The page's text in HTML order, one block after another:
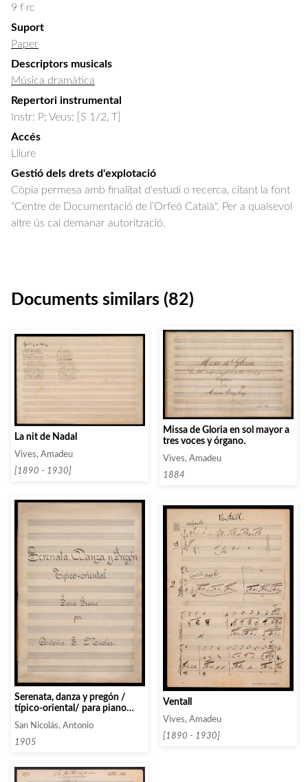
9 f rc
Suport
Paper
Descriptors musicals
Música dramàtica
Repertori instrumental
Instr: P; Veus: [S 1/2, T]
Accés
Lliure
Gestió dels drets d'explotació
Còpia permesa amb finalitat d'estudi o recerca, citant la font
"Centre de Documentació de l’Orfeó Català". Per a qualsevol
altre ús cal demanar autorització.
Documents similars (82)
La nit de Nadal
Vives, Amadeu
[1890 - 1930]
Missa de Gloria en sol mayor a
tres voces y órgano.
Vives, Amadeu
1884
Serenata, danza y pregón /
típico-oriental/ para piano
San Nicolás, Antonio
1905
Ventall
Vives, Amadeu
[1890 - 1930]